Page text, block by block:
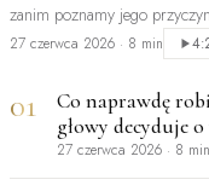
zanim poznamy jego
być…
27 czerwca 2026 · 8 min
01
Co naprawdę
głowy decyduje o
27 czerwca 2026 · 8 min